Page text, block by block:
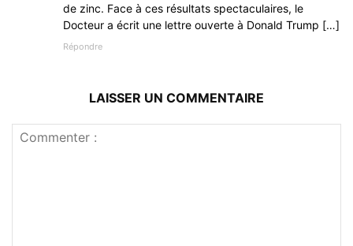
de zinc. Face à ces résultats spectaculaires, le
Docteur a écrit une lettre ouverte à Donald Trump […]
Répondre
LAISSER UN COMMENTAIRE